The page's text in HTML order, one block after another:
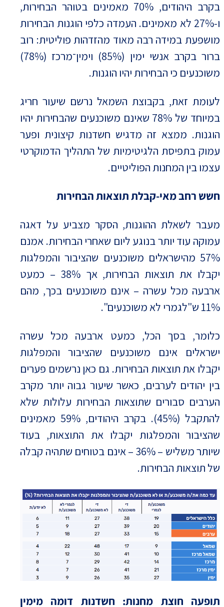
בקרב היהודים, 70% מאמינים בטוהר הבחירות,
ו-27% לא מאמינים. העמדה כלפי הוגנות הבחירות
מושפעת במידה רבה מאוד מהזדהות פוליטית: רוב
ברור בקרב אנשי ימין (85%) וימין־מרכז (78%)
משוכנעים כי הבחירות יהיו הוגנות.
לעומת זאת, בקבוצת השמאל נרשם שיעור חריג
במיוחד של 78% שאינם משוכנעים שהבחירות יהיו
הוגנות. ממצא זה מדגיש חשדנות קיצונית ופער
עמוק בתפיסת הלגיטימיות של התהליך הדמוקרטי
עצמו בין המחנות הפוליטיים.
חשש רחב מאי-קבלת תוצאות הבחירות
מעבר לשאלת ההוגנות, הסקר מצביע על דאגה
עמוקה עוד יותר בנוגע ליום שאחרי הבחירות. אמנם
57% מהישראלים משוכנעים שהציבור והמפלגות
יקבלו את תוצאות הבחירות, אך 38% – כמעט
ארבעה מכל עשרה – אינם משוכנעים בכך, מהם
11% ש"לגמרי לא משוכנעים".
כלומר, בסך הכל, כמעט ארבעה מכל עשרה
ישראלים אינם משוכנעים שהציבור והמפלגות
יקבלו את תוצאות הבחירות. גם כאן נרשמים פערים
בין יהודים לערבים, כאשר שיעור גבוה יותר מקרב
הערבים סבורים שתוצאות הבחירות עלולות שלא
להתקבל (45%). בקרב היהודים, 59% מאמינים
שהציבור והמפלגות יקבלו את התוצאות, בעוד
שיותר משליש – 36% – אינם בטוחים שתהיה קבלה
של תוצאות הבחירות.
תופעה חוצת מחנות: חשדנות דומה מימין